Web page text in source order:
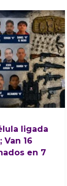
ligada
Van 16
en 7